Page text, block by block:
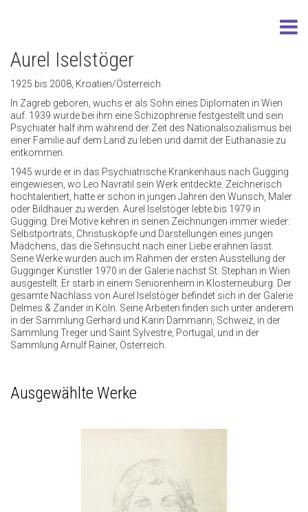
Aurel Iselstöger
1925 bis 2008, Kroatien/Österreich
In Zagreb geboren, wuchs er als Sohn eines Diplomaten in Wien
auf. 1939 wurde bei ihm eine Schizophrenie festgestellt und sein
Psychiater half ihm während der Zeit des Nationalsozialismus bei
einer Familie auf dem Land zu leben und damit der Euthanasie zu
entkommen.
1945 wurde er in das Psychiatrische Krankenhaus nach Gugging
eingewiesen, wo Leo Navratil sein Werk entdeckte. Zeichnerisch
hochtalentiert, hatte er schon in jungen Jahren den Wunsch, Maler
oder Bildhauer zu werden. Aurel Iselstöger lebte bis 1979 in
Gugging. Drei Motive kehren in seinen Zeichnungen immer wieder:
Selbstporträts, Christusköpfe und Darstellungen eines jungen
Mädchens, das die Sehnsucht nach einer Liebe erahnen lässt.
Seine Werke wurden auch im Rahmen der ersten Ausstellung der
Gugginger Künstler 1970 in der Galerie nächst St. Stephan in Wien
ausgestellt. Er starb in einem Seniorenheim in Klosterneuburg. Der
gesamte Nachlass von Aurel Iselstöger befindet sich in der Galerie
Delmes & Zander in Köln. Seine Arbeiten finden sich unter anderem
in der Sammlung Gerhard und Karin Dammann, Schweiz, in der
Sammlung Treger und Saint Sylvestre, Portugal, und in der
Sammlung Arnulf Rainer, Österreich.
Ausgewählte Werke